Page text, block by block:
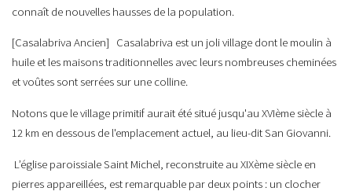
connaît de nouvelles hausses de la population.
[Casalabriva Ancien] Casalabriva est un joli village dont le moulin à
huile et les maisons traditionnelles avec leurs nombreuses cheminées
et voûtes sont serrées sur une colline.
Notons que le village primitif aurait été situé jusqu'au XVIème siècle à
12 km en dessous de l'emplacement actuel, au lieu-dit San Giovanni.
L’église paroissiale Saint Michel, reconstruite au XIXème siècle en
pierres appareillées, est remarquable par deux points : un clocher